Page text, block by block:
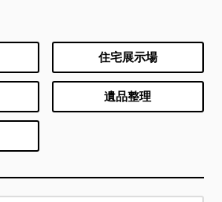
住宅展示場
遺品整理